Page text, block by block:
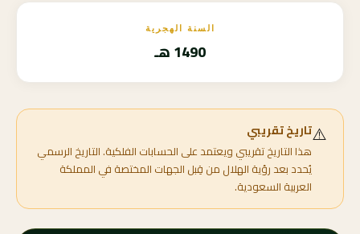
السنة الهجرية
1490 هـ
⚠️تاريخ تقريبي
هذا التاريخ تقريبي ويعتمد على الحسابات الفلكية. التاريخ الرسمي
يُحدد بعد رؤية الهلال من قِبل الجهات المختصة في المملكة
العربية السعودية.